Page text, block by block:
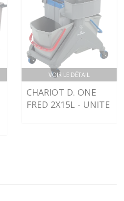
VOIR LE DÉTAIL
CHARIOT D. ONE
FRED 2X15L - UNITE